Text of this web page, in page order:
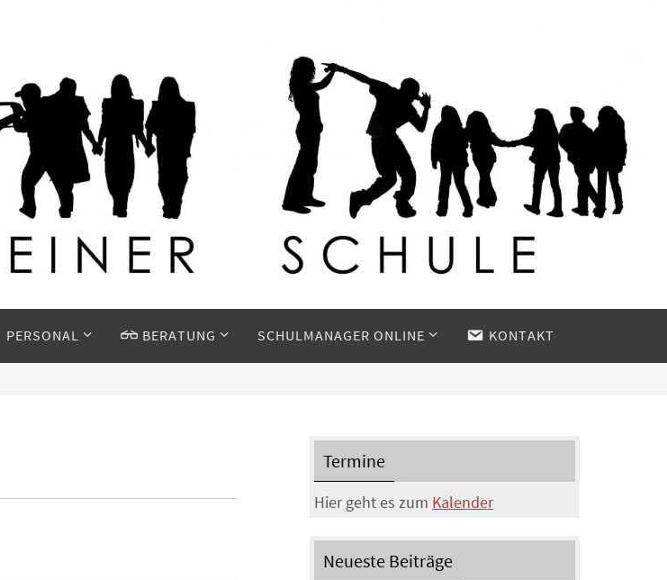
PERSONAL BERATUNG SCHULMANAGER ONLINE KONTAKT
Termine
Hier geht es zum Kalender
Neueste Beiträge